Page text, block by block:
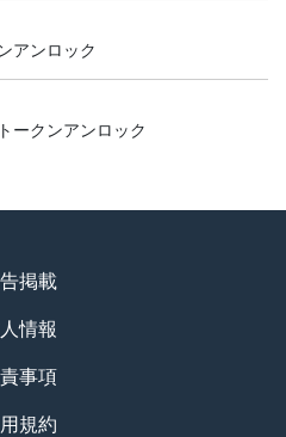
アンロック
ークンアンロック
掲載
情報
事項
規約